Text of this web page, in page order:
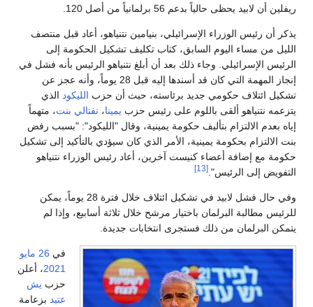
ريفلين أن لابيد يحظى حالياً بدعم 56 برلمانياً من أصل 120.
يذكر أن رئيس الوزراء الإسرائيلي، بنيامين نتنياهو، أعاد قبل منتصف
الليل من مساء اليوم السابق، كتاب تكليف تشكيل الحكومة إلى
الرئيس الإسرائيلي. وجاء ذلك بعد أن أبلغ نتنياهو الرئيس بأنه فشل في
إنجاز المهمة التي كان قد أسندها إليه قبل 28 يوماً، وأنه عجز عن
تشكيل ائتلاف حكومي جديد برئاسته، حيث أن حزب الليكود الذي
يتزعمه نتنياهو ألقى باللوم على رئيس حزب يمينا، نفتالي بنت، متهماً
إياه بعدم الالتزام بتأليف حكومة يمينية، وقال "الليكود": "بسبب رفض
بنت الالتزام بحكومة يمينية، الأمر الذي كان سيؤدي بالتأكيد إلى تشكيل
حكومة مع إضافة أعضاء كنيست آخرين، أعاد رئيس الوزراء نتنياهو
التفويض إلى الرئيس". [13]
وفي حال فشل لابيد في تشكيل ائتلاف خلال فترة 28 يوماً، يمكن
للرئيس مطالبة البرلمان باختيار مرشح خلال ثلاثة أسابيع، وإذا لم
يتمكن البرلمان من ذلك فستجرى انتخابات جديدة.
في 26 مايو
2021، أعلن
حزب يش
عتيد بزعامة